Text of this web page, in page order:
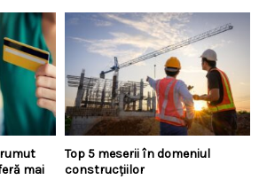
mai
Top 5 meserii în domeniul
construcțiilor